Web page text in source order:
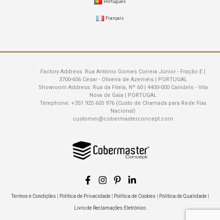
Português
Français
Factory Address: Rua António Gomes Correia Júnior - Fração E |
3700-606 Cesar - Oliveira de Azeméis | PORTUGAL
Showroom Address: Rua da Fitela, Nº 60 | 4400-000 Canidelo - Vila
Nova de Gaia | PORTUGAL
Telephone: +351 925 605 976 (Custo de Chamada para Rede Fixa
Nacional)
customer@cobermasterconcept.com
Termos e Condições Política de Privacidade| Política de Cookies Política de Qualidade|
Livro de Reclamações Eletrónico